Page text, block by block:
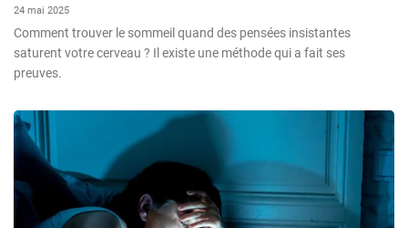
24 mai 2025
Comment trouver le sommeil quand des pensées insistantes
saturent votre cerveau ? Il existe une méthode qui a fait ses
preuves.